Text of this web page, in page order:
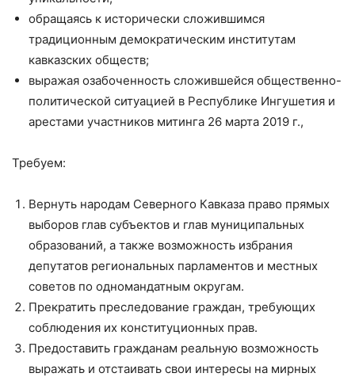
обращаясь к исторически сложившимся
традиционным демократическим институтам
кавказских обществ;
выражая озабоченность сложившейся общественно-
политической ситуацией в Республике Ингушетия и
арестами участников митинга 26 марта 2019 г.,
Требуем:
Вернуть народам Северного Кавказа право прямых
выборов глав субъектов и глав муниципальных
образований, а также возможность избрания
депутатов региональных парламентов и местных
советов по одномандатным округам.
Прекратить преследование граждан, требующих
соблюдения их конституционных прав.
Предоставить гражданам реальную возможность
выражать и отстаивать свои интересы на мирных